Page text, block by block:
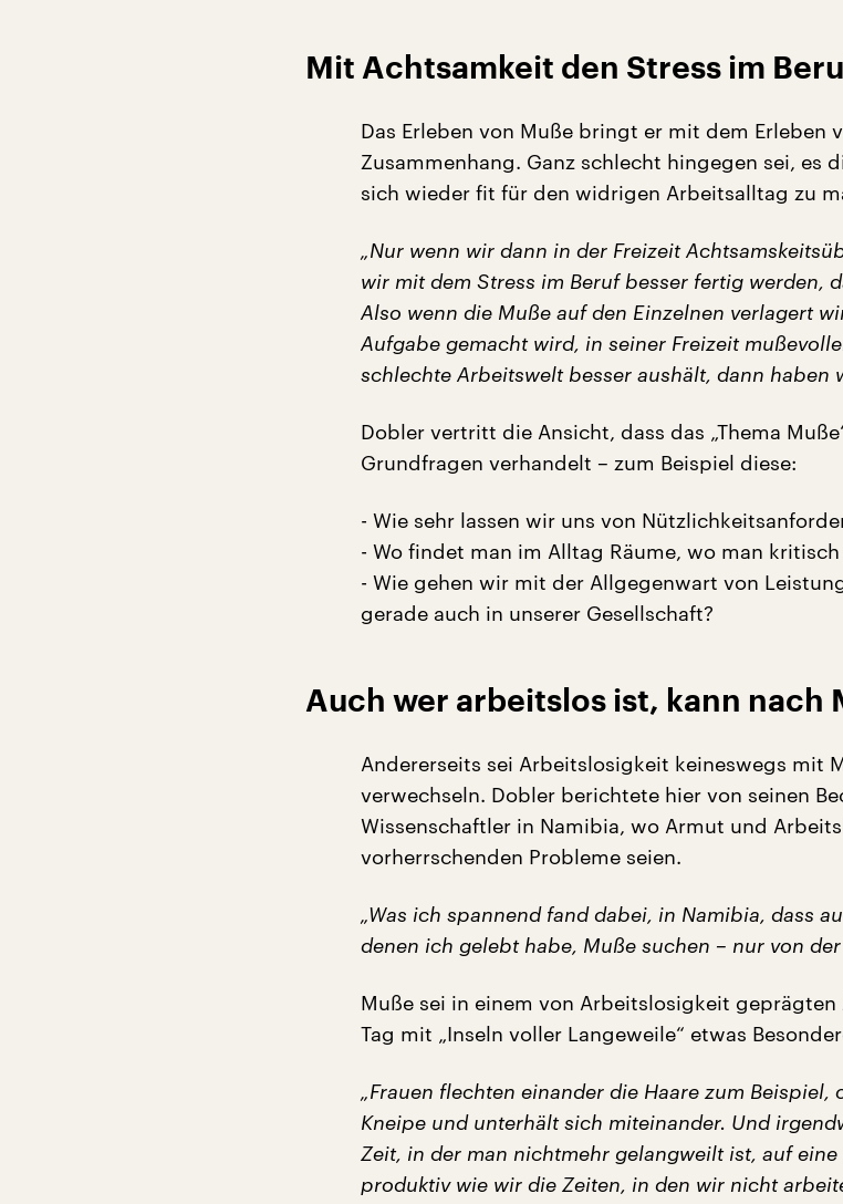
Mit Achtsamkeit den Stress im
Das Erleben von Muße bringt er mit dem Erleben
Zusammenhang. Ganz schlecht hingegen sei, es
sich wieder fit für den widrigen Arbeitsalltag zu
„Nur wenn wir dann in der Freizeit
wir mit dem Stress im Beruf besser fertig werden,
Also wenn die Muße auf den Einzelnen verlagert
Aufgabe gemacht wird, in seiner Freizeit
schlechte Arbeitswelt besser aushält, dann haben
Dobler vertritt die Ansicht, dass das „Thema
Grundfragen verhandelt – zum Beispiel diese:
- Wie sehr lassen wir uns von
- Wo findet man im Alltag Räume, wo man
- Wie gehen wir mit der Allgegenwart von
gerade auch in unserer Gesellschaft?
Auch wer arbeitslos ist, kann nach
Andererseits sei Arbeitslosigkeit keineswegs mit
verwechseln. Dobler berichtete hier von seinen
Wissenschaftler in Namibia, wo Armut und
vorherrschenden Probleme seien.
„Was ich spannend fand dabei, in Namibia, dass
denen ich gelebt habe, Muße suchen – nur von der
Muße sei in einem von Arbeitslosigkeit
Tag mit „Inseln voller Langeweile“ etwas
„Frauen flechten einander die Haare zum
Kneipe und unterhält sich miteinander. Und
Zeit, in der man nichtmehr gelangweilt ist, auf eine
produktiv wie wir die Zeiten, in den wir nicht